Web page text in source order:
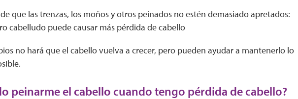
que las trenzas, los moños y otros peinados no estén demasiado apretados:
cabelludo puede causar más pérdida de cabello
no hará que el cabello vuelva a crecer, pero pueden ayudar a mantenerlo lo
peinarme el cabello cuando tengo pérdida de cabello?